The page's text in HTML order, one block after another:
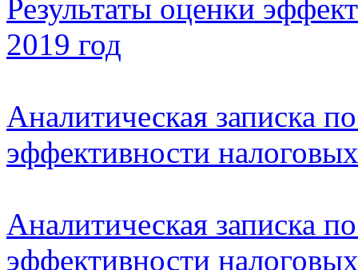
Результаты оценки
2019 год
Аналитическая записка
эффективности
Аналитическая записка
эффективности